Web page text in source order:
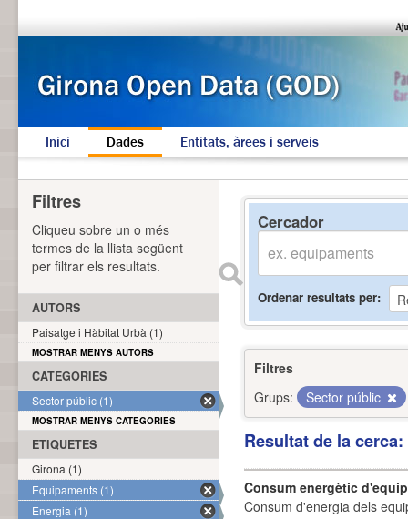
Inici Dades Entitats, àrees i serveis
Cercador
Ordenar resultats per
Filtres
Grups:
Sector públic
Resultat de la
Consum energètic
Consum d'energia dels
Filtres
Cliqueu sobre un o més
termes de la llista següent
per filtrar els resultats.
AUTORS
Paisatge i Hàbitat Urbà (1)
MOSTRAR MENYS AUTORS
CATEGORIES
Sector públic (1)
MOSTRAR MENYS CATEGORIES
ETIQUETES
Girona (1)
Equipaments (1)
Energia (1)